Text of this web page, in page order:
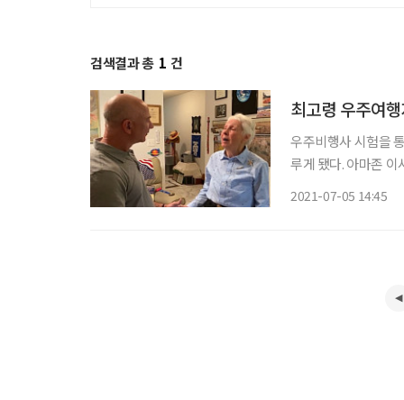
검색결과 총 1 건
최고령 우주여
우주비행사 시험을
루게 됐다. 아마존 이
2021-07-05 14:45